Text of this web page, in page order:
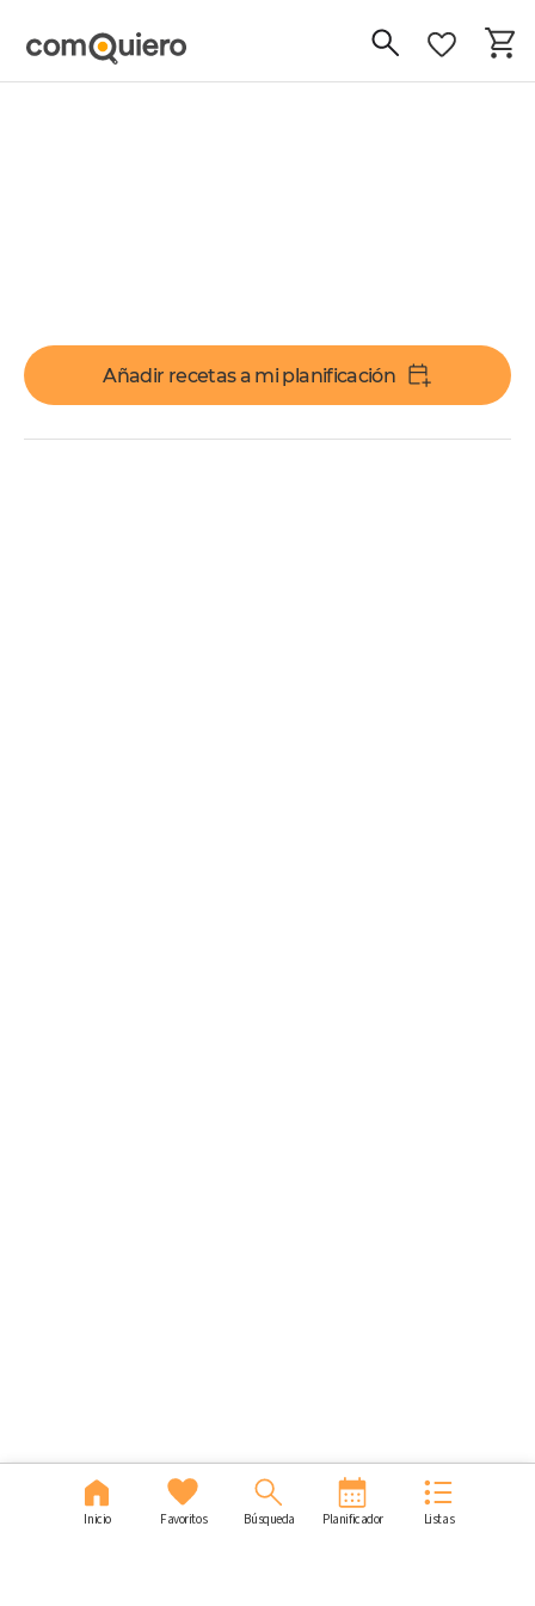
Añadir recetas a mi planificación
Inicio Favoritos Búsqueda Planificador Listas